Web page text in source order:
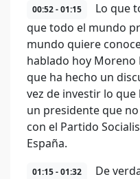
00:52 - 01:15
Lo que
que todo el mundo
mundo quiere
hablado hoy Moreno
que ha hecho un
vez de investir lo
un presidente que
con el Partido
España.
01:15 - 01:32
De